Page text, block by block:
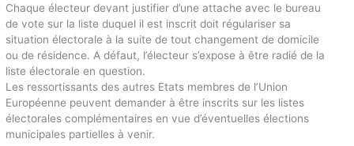
Chaque électeur devant justifier d’une attache avec le bureau
de vote sur la liste duquel il est inscrit doit régulariser sa
situation électorale à la suite de tout changement de domicile
ou de résidence. A défaut, l’électeur s’expose à être radié de la
liste électorale en question.
Les ressortissants des autres Etats membres de l’Union
Européenne peuvent demander à être inscrits sur les listes
électorales complémentaires en vue d’éventuelles élections
municipales partielles à venir.